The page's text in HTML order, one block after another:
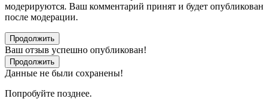
модерируются. Ваш комментарий принят и будет опубликован
после модерации.
Продолжить
Ваш отзыв успешно опубликован!
Продолжить
Данные не были сохранены!
Попробуйте позднее.